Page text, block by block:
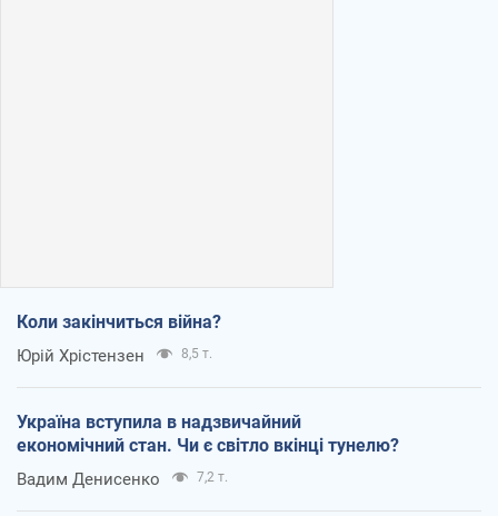
Коли закінчиться війна?
Юрій Хрістензен 8,5 т.
Україна вступила в надзвичайний
економічний стан. Чи є світло вкінці тунелю?
Вадим Денисенко 7,2 т.